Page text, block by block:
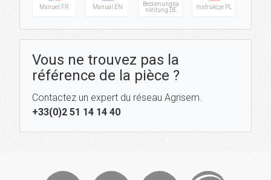
Manuel FR Manual EN
Bedienungsa
nleitung DE
Instrukcje PL
Vous ne trouvez pas la
référence de la pièce ?
Contactez un expert du réseau Agrisem.
+33(0)2 51 14 14 40